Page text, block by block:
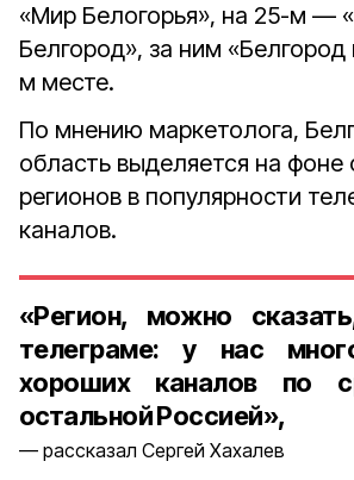
«Мир Белогорья», на 25-м —
Белгород», за ним
м месте.
По мнению маркетолога,
область выделяется на фоне
регионов в популярности
каналов.
«Регион, можно
телеграме: у нас
хороших каналов по
остальной Россией»,
рассказал Сергей Хахалев